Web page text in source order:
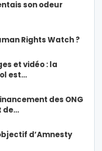
son odeur
Rights Watch ?
et vidéo : la
est…
des ONG
de…
d’Amnesty